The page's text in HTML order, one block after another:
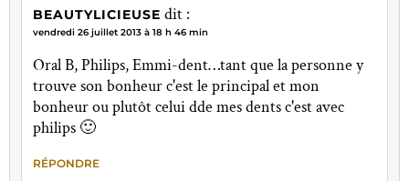
BEAUTYLICIEUSE dit :
vendredi 26 juillet 2013 à 18 h 46 min
Oral B, Philips, Emmi-dent…tant que la personne y
trouve son bonheur c'est le principal et mon
bonheur ou plutôt celui dde mes dents c'est avec
philips 🙂
RÉPONDRE